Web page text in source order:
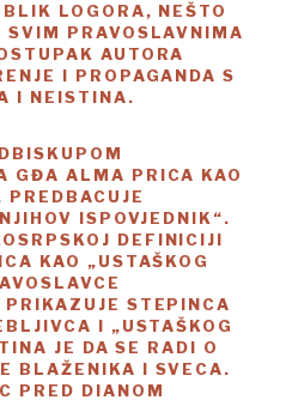
LOGORA, NEŠTO
SVIM PRAVOSLAVNIMA
AUTORA
I PROPAGANDA S
I NEISTINA.
GĐA ALMA PRICA KAO
PREDBACUJE
ISPOVJEDNIK“.
DEFINICIJI
KAO „USTAŠKOG
STEPINCA
I „USTAŠKOG
JE DA SE RADI O
BLAŽENIKA I SVECA.
PRED DIANOM